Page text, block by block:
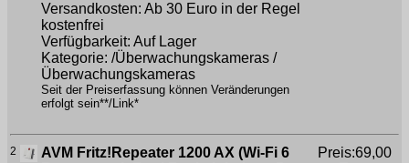
Versandkosten: Ab 30 Euro in der Regel
kostenfrei
Verfügbarkeit: Auf Lager
Kategorie: /Überwachungskameras /
Überwachungskameras
Seit der Preiserfassung können Veränderungen
erfolgt sein**/Link*
2
AVM Fritz!Repeater 1200 AX (Wi-Fi 6
Preis:69,00